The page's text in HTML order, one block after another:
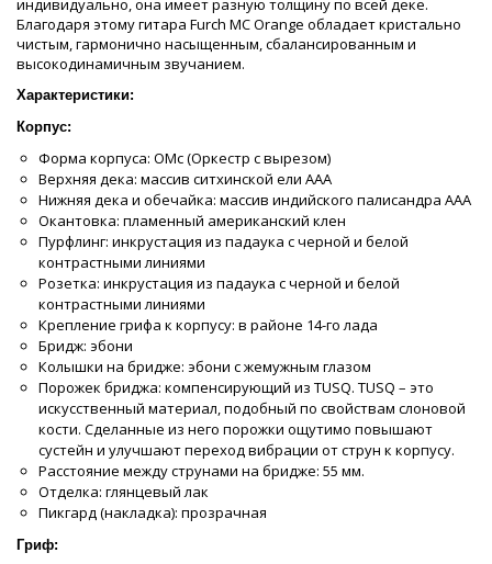
индивидуально, она имеет разную толщину по всей деке.
Благодаря этому гитара Furch MC Orange обладает кристально
чистым, гармонично насыщенным, сбалансированным и
высокодинамичным звучанием.
Характеристики:
Корпус:
Форма корпуса: OMc (Оркестр с вырезом)
Верхняя дека: массив ситхинской ели ААА
Нижняя дека и обечайка: массив индийского палисандра ААА
Окантовка: пламенный американский клен
Пурфлинг: инкрустация из падаука с черной и белой
контрастными линиями
Розетка: инкрустация из падаука с черной и белой
контрастными линиями
Крепление грифа к корпусу: в районе 14-го лада
Бридж: эбони
Колышки на бридже: эбони с жемужным глазом
Порожек бриджа: компенсирующий из TUSQ. TUSQ – это
искусственный материал, подобный по свойствам слоновой
кости. Сделанные из него порожки ощутимо повышают
сустейн и улучшают переход вибрации от струн к корпусу.
Расстояние между струнами на бридже: 55 мм.
Отделка: глянцевый лак
Пикгард (накладка): прозрачная
Гриф: